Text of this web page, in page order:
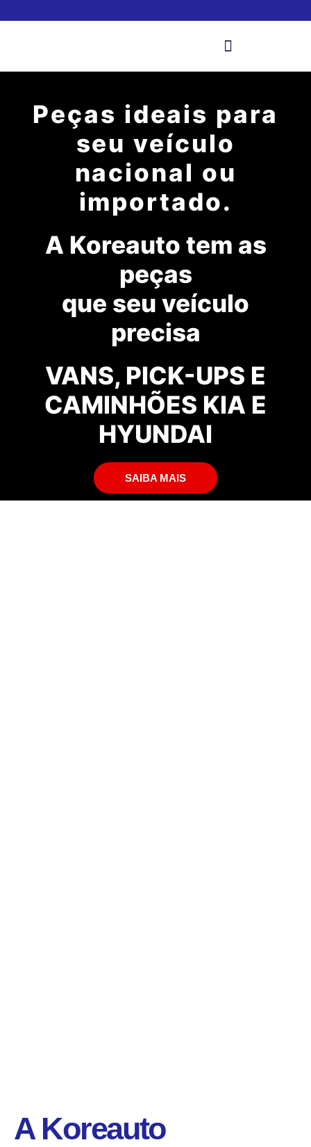
Peças ideais para
seu veículo
nacional ou
importado.
A Koreauto tem as
peças
que seu veículo
precisa
VANS, PICK-UPS E
CAMINHÕES KIA E
HYUNDAI
SAIBA MAIS
A Koreauto